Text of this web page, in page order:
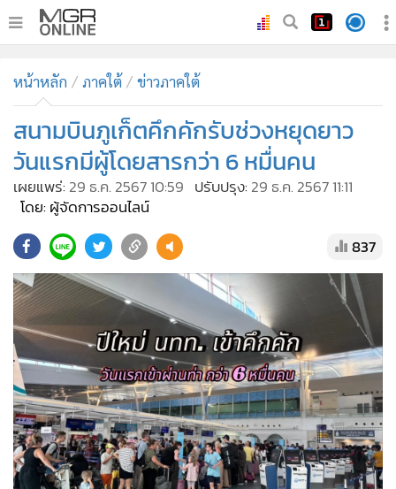
ทันเหตุการณ์
• ภาคใต้
• ภูมิภาค
Online Section
บันเทิง
• ผู้จัดการรายวัน
• คอลัมนิสต์
• ละคร
• CbizReview
• Cyber BIZ
• ผู้จัดกวน
• Good health & Well-being
• Green Innovation & SD
• Management & HR
•
MGR Live
หน้าหลัก ภาคใต้ ข่าวภาคใต้
สนามบินภูเก็ตคึกคักรับช่วงหยุดยาว
วันแรกมีผู้โดยสารกว่า 6 หมื่นคน
เผยแพร่: 29 ธ.ค. 2567 10:59 ปรับปรุง: 29 ธ.ค. 2567 11:11
โดย: ผู้จัดการออนไลน์
837